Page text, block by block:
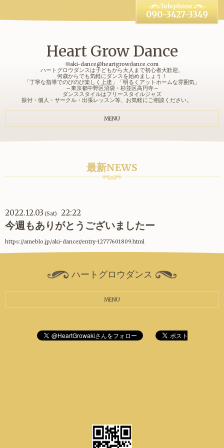
Heart Grow Dance
✉aki-dance@heartgrowdance.com
ハートグロウダンスは子どもから大人まで初心者大歓迎。
何歳からでも気軽にダンスを始めましょう！
「丁寧な指導でのびのび楽しく上達」「明るくアットホームな雰囲気」
～東京都中野区沼袋・杉並区高円寺～
ダンススタイルはフリースタイルジャズ
振付・個人・サークル・出張レッスン等、お気軽にご相談ください。
090-3427-3349
MENU
最新NEWS
2022.12.03 (Sat) 22:22
今週もありがとうございましたー
https://ameblo.jp/aki-dancer/entry-12777601809.html
ハートグロウダンス
MENU